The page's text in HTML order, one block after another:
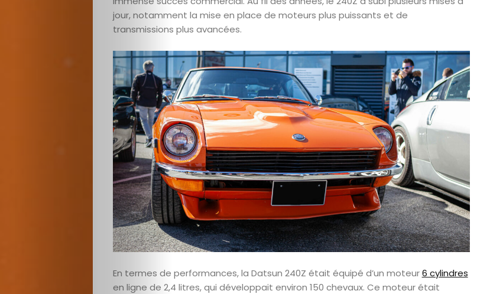
Cars
Voiture
de
collection
Annonces
Hors-
séries
Fonds
d’écran
jour, notamment la mise en place de moteurs plus puissants et de
transmissions plus avancées.
En termes de performances, la Datsun 240Z était équipé d’un moteur6 cylindres
en ligne de 2,4 litres, qui développait environ 150 chevaux. Ce moteur était